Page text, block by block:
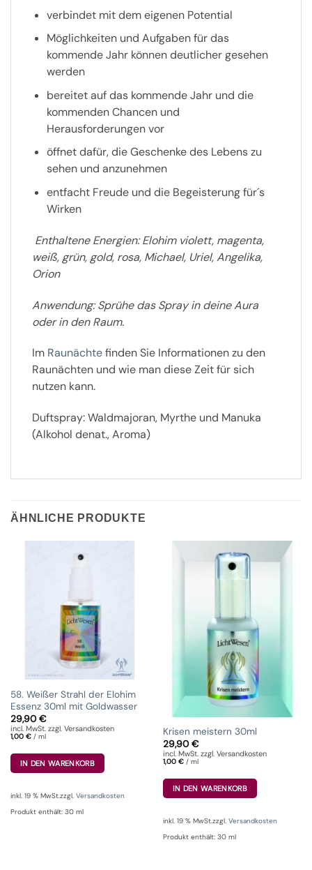
verbindet mit dem eigenen Potential
Möglichkeiten und Aufgaben für das
kommende Jahr können deutlicher gesehen
werden
bereitet auf das kommende Jahr und die
kommenden Chancen und
Herausforderungen vor
öffnet dafür, die Geschenke des Lebens zu
sehen und anzunehmen
entfacht Freude und die Begeisterung für´s
Wirken
Enthaltene Energien:Elohim violett, magenta,
weiß, grün, gold, rosa, Michael, Uriel, Angelika,
Orion
Anwendung: Sprühe das Spray in deine Aura
oder in den Raum.
Im Raunächtefinden Sie Informationen zu den
Raunächten und wie man diese Zeit für sich
nutzen kann.
Duftspray: Waldmajoran, Myrthe und Manuka
(Alkohol denat., Aroma)
ÄHNLICHE PRODUKTE
58. Weißer Strahl der Elohim
Essenz 30ml mit Goldwasser
29,90€
incl. MwSt. zzgl. Versandkosten
1,00 €/ ml
IN DEN WARENKORB
inkl. 19 % MwSt.zzgl. Versandkosten
Produkt enthält: 30 ml
Krisen meistern 30ml
29,90€
incl. MwSt. zzgl. Versandkosten
1,00 €/ ml
IN DEN WARENKORB
inkl. 19 % MwSt.zzgl. Versandkosten
Produkt enthält: 30 ml